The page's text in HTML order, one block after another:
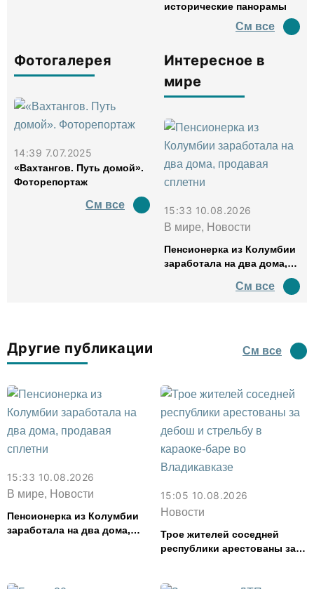
исторические панорамы
См все
Фотогалерея
14:39 7.07.2025
«Вахтангов. Путь домой».
Фоторепортаж
См все
Интересное в
мире
15:33 10.08.2026
В мире, Новости
Пенсионерка из Колумбии
заработала на два дома,
См все
Другие публикации См все
15:33 10.08.2026
В мире, Новости
Пенсионерка из Колумбии
заработала на два дома,
15:05 10.08.2026
Новости
Трое жителей соседней
республики арестованы за